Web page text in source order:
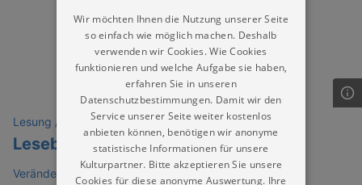
Lesung / Vortrag / Gespräch
Lesebühne Phrase4
VeränderBar
Wir möchten Ihnen die Nutzung unserer Seite
so einfach wie möglich machen. Deshalb
verwenden wir Cookies. Wie Cookies
funktionieren und welche Aufgabe sie haben,
erfahren Sie in unseren
Datenschutzbestimmungen. Damit wir den
Service unserer Seite weiter kostenlos
anbieten können, benötigen wir anonyme
statistische Informationen für unsere
Kulturpartner. Bitte akzeptieren Sie unsere
Cookies für diese anonyme Auswertung. Ihre